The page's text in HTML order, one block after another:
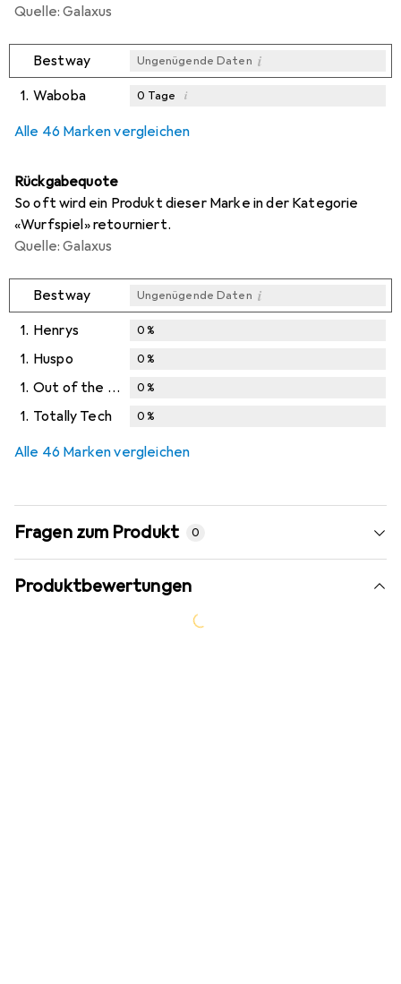
Quelle: Galaxus
Bestway Ungenügende Daten i
1. Waboba 0 Tage i
Alle 46 Marken vergleichen
Rückgabequote
So oft wird ein Produkt dieser Marke in der Kategorie
«Wurfspiel» retourniert.
Quelle: Galaxus
Bestway Ungenügende Daten i
1. Henrys 0%
1. Huspo 0%
1. Out of the blue 0%
1. Totally Tech 0%
Alle 46 Marken vergleichen
Fragen zum Produkt 0
Produktbewertungen